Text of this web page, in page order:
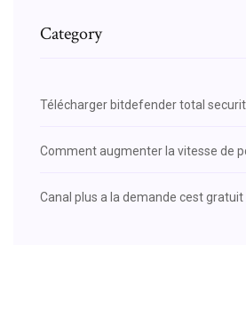
Category
Télécharger bitdefender total
Comment augmenter la vitesse de
Canal plus a la demande cest gratuit